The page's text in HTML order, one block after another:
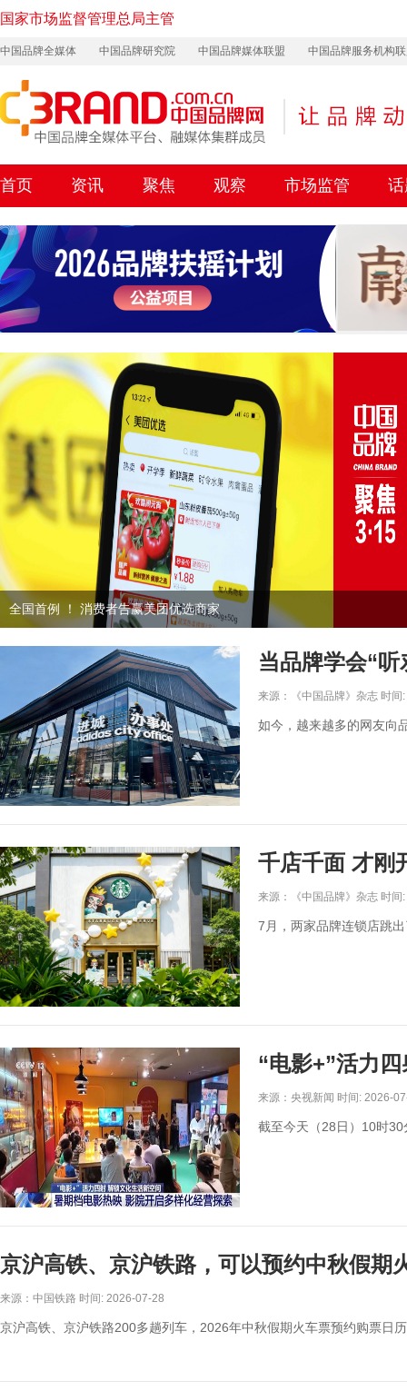
国家市场监督管理总局主管
中国品牌全媒体 中国品牌研究院 中国品牌媒体联盟 中国品牌服务机构
首页 资讯 聚焦 观察 市场监管
全国首例 ！ 消费者告赢美团优选商家
当品牌学会“听
来源：《中国品牌》杂志 时间
如今，越来越多的网友向
千店千面 才刚
来源：《中国品牌》杂志 时间
7月，两家品牌连锁店跳
“电影+”活力
来源：央视新闻 时间: 2026-
截至今天（28日）10时
京沪高铁、京沪铁路，可以预约中秋假期
来源：中国铁路 时间: 2026-07-28
京沪高铁、京沪铁路200多趟列车，2026年中秋假期火车票预约购票日